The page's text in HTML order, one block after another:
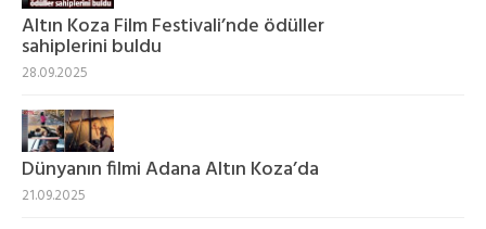
Altın Koza Film Festivali’nde ödüller
sahiplerini buldu
28.09.2025
Dünyanın filmi Adana Altın Koza’da
21.09.2025